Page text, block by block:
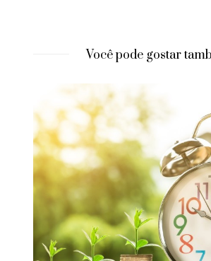
Você pode gostar